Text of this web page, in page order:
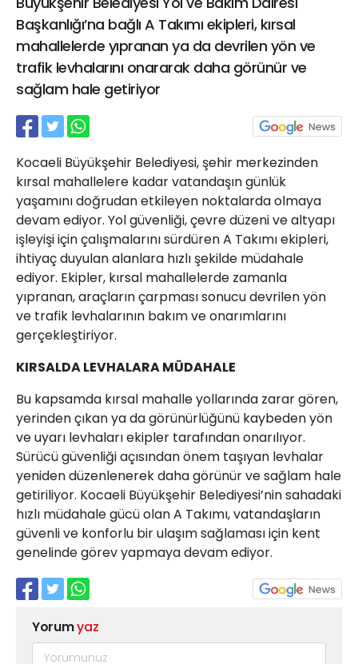
Başkanlığı’na bağlı A Takımı ekipleri, kırsal
mahallelerde yıpranan ya da devrilen yön ve
trafik levhalarını onararak daha görünür ve
sağlam hale getiriyor
Kocaeli Büyükşehir Belediyesi, şehir merkezinden
kırsal mahallelere kadar vatandaşın günlük
yaşamını doğrudan etkileyen noktalarda olmaya
devam ediyor. Yol güvenliği, çevre düzeni ve altyapı
işleyişi için çalışmalarını sürdüren A Takımı ekipleri,
ihtiyaç duyulan alanlara hızlı şekilde müdahale
ediyor. Ekipler, kırsal mahallelerde zamanla
yıpranan, araçların çarpması sonucu devrilen yön
ve trafik levhalarının bakım ve onarımlarını
gerçekleştiriyor.
KIRSALDA LEVHALARA MÜDAHALE
Bu kapsamda kırsal mahalle yollarında zarar gören,
yerinden çıkan ya da görünürlüğünü kaybeden yön
ve uyarı levhaları ekipler tarafından onarılıyor.
Sürücü güvenliği açısından önem taşıyan levhalar
yeniden düzenlenerek daha görünür ve sağlam hale
getiriliyor. Kocaeli Büyükşehir Belediyesi’nin sahadaki
hızlı müdahale gücü olan A Takımı, vatandaşların
güvenli ve konforlu bir ulaşım sağlaması için kent
genelinde görev yapmaya devam ediyor.
Yorumyaz
21 Gölcük
02624132333
haber@golcukpostasi.com